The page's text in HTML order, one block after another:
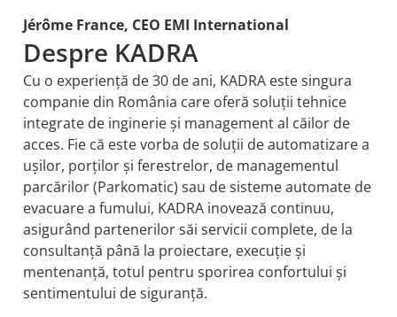
Jérôme France, CEO EMI International
Despre KADRA
Cu o experiență de 30 de ani, KADRA este singura
companie din România care oferă soluții tehnice
integrate de inginerie și management al căilor de
acces. Fie că este vorba de soluții de automatizare a
ușilor, porților și ferestrelor, de managementul
parcărilor (Parkomatic) sau de sisteme automate de
evacuare a fumului, KADRA inovează continuu,
asigurând partenerilor săi servicii complete, de la
consultanță până la proiectare, execuție și
mentenanță, totul pentru sporirea confortului și
sentimentului de siguranță.